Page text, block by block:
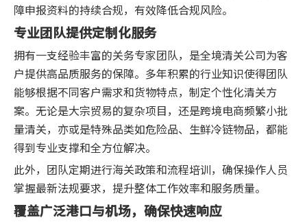
障申报资料的持续合规，有效降低合规风险。
专业团队提供定制化服务
拥有一支经验丰富的关务专家团队，是全境清关公司为客
户提供高品质服务的保障。多年积累的行业知识使得团队
能够根据不同客户需求和货物特点，制定个性化清关方
案。无论是大宗贸易的复杂项目，还是跨境电商频繁小批
量清关，亦或是特殊品类如危险品、生鲜冷链物品，都能
得到专业支撑和全方位解决。
此外，团队定期进行海关政策和流程培训，确保操作人员
掌握最新法规要求，提升整体工作效率和服务质量。
覆盖广泛港口与机场，确保快速响应